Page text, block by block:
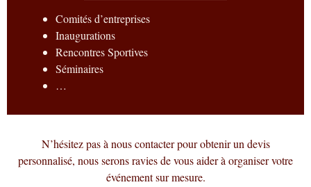
Comités d’entreprises
Inaugurations
Rencontres Sportives
Séminaires
…
N’hésitez pas à nous contacter pour obtenir un devis
personnalisé, nous serons ravies de vous aider à organiser votre
événement sur mesure.